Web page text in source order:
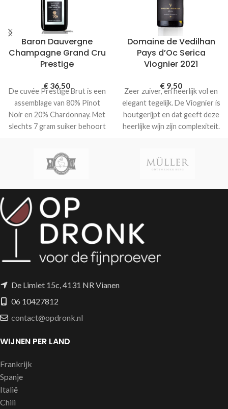
Baron Dauvergne
Champagne Grand Cru
Prestige
€ 36,50
De cuvée Prestige Brut is een
assemblage van 80% Pinot
Noir en 20% Chardonnay. Met
slechts 7 gram suiker behoort
dus ideaal als aperitief.
Domaine de Vedilhan
Pays d’Oc Serica
Viognier 2021
€9,50
Zeer zuiver, en heerlijk vol en
elegant tegelijk. De Viognier is
houtgerijpt en dat geeft deze
heerlijke wijn zijn complexiteit.
afdronk.
De Limiet 15c, 4131 NR Vianen
06 10427812
contact@opdronk.nl
WIJNEN PER LAND
Frankrijk
Spanje
Italië
Chili